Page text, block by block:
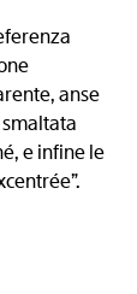
anse
e infine le